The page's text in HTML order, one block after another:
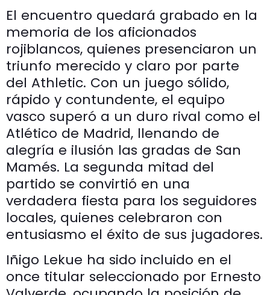
El encuentro quedará grabado en la
memoria de los aficionados
rojiblancos, quienes presenciaron un
triunfo merecido y claro por parte
del Athletic. Con un juego sólido,
rápido y contundente, el equipo
vasco superó a un duro rival como el
Atlético de Madrid, llenando de
alegría e ilusión las gradas de San
Mamés. La segunda mitad del
partido se convirtió en una
verdadera fiesta para los seguidores
locales, quienes celebraron con
entusiasmo el éxito de sus jugadores.
Iñigo Lekue ha sido incluido en el
once titular seleccionado por Ernesto